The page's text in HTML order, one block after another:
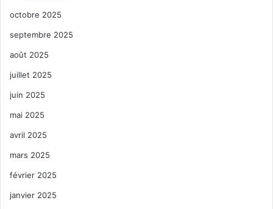
octobre 2025
septembre 2025
août 2025
juillet 2025
juin 2025
mai 2025
avril 2025
mars 2025
février 2025
janvier 2025